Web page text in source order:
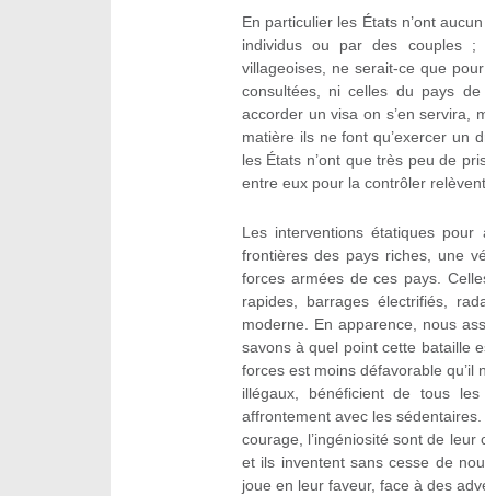
En particulier les États n’ont
individus ou par des couples ;
villageoises, ne serait-ce que
consultées, ni celles du pays
accorder un visa on s’en servira,
matière ils ne font qu’exercer un
les États n’ont que très peu de
entre eux pour la contrôler
Les interventions étatiques
frontières des pays riches, une
forces armées de ces pays.
rapides, barrages électrifiés,
moderne. En apparence, nous
savons à quel point cette bataille
forces est moins défavorable qu’il
illégaux, bénéficient de tous
affrontement avec les
courage, l’ingéniosité sont de
et ils inventent sans cesse de
joue en leur faveur, face à des